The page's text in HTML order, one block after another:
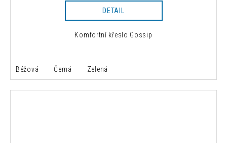
DETAIL
Komfortní křeslo Gossip
Béžová Černá Zelená